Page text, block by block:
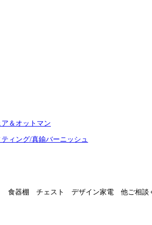
＆オットマン
ィング/真鍮バーニッシュ
器棚 チェスト デザイン家電 他ご相談